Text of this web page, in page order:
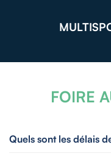
FOIRE
Quels sont les délais